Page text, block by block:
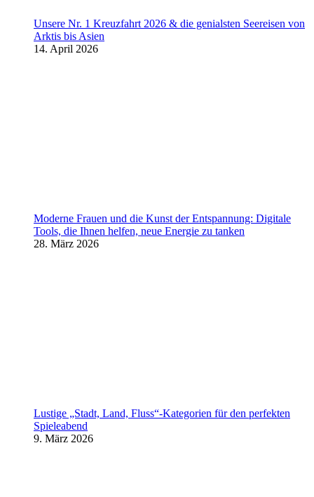
Unsere Nr. 1 Kreuzfahrt 2026 & die genialsten Seereisen von
Arktis bis Asien
14. April 2026
Moderne Frauen und die Kunst der Entspannung: Digitale
Tools, die Ihnen helfen, neue Energie zu tanken
28. März 2026
Lustige „Stadt, Land, Fluss“-Kategorien für den perfekten
Spieleabend
9. März 2026